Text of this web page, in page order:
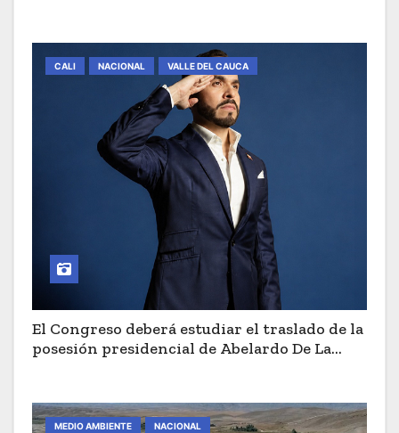
CALI NACIONAL VALLE DEL CAUCA
El Congreso deberá estudiar el traslado de la
posesión presidencial de Abelardo De La
MEDIO AMBIENTE NACIONAL